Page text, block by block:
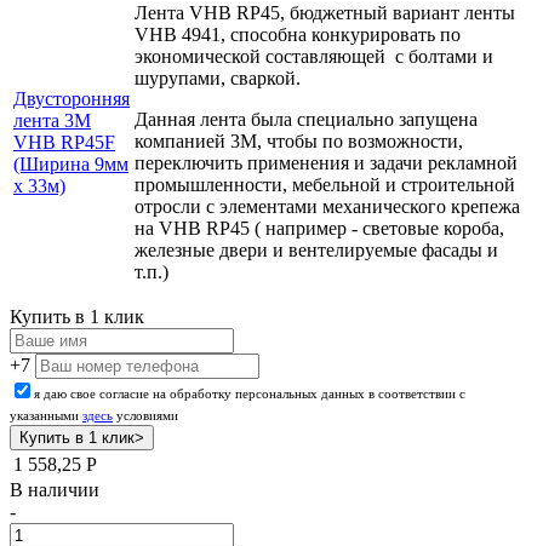
Двусторонняя
лента 3М
VHB RP45F
(Ширина 9мм
х 33м)
Лента VHB RP45, бюджетный вариант ленты
VHB 4941, способна конкурировать по
экономической составляющей с болтами и
шурупами, сваркой.
Данная лента была специально запущена
компанией 3М, чтобы по возможности,
переключить применения и задачи рекламной
промышленности, мебельной и строительной
отросли с элементами механического крепежа
на VHB RP45 ( например - световые короба,
железные двери и вентелируемые фасады и
т.п.)
Купить в 1 клик
+7
я даю свое согласие на обработку персональных данных в соответствии с
указанными здесь условиями
1 558,25 Р
В наличии
-